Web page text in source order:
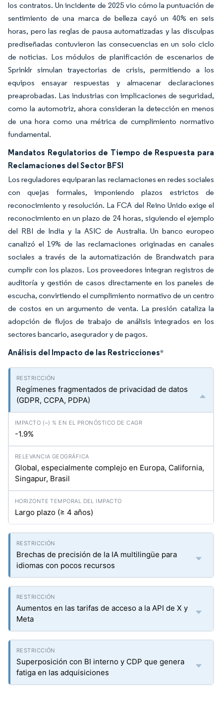
los contratos. Un incidente de 2025 vio cómo la puntuación de
sentimiento de una marca de belleza cayó un 40% en seis
horas, pero las reglas de pausa automatizadas y las disculpas
prediseñadas contuvieron las consecuencias en un solo ciclo
de noticias. Los módulos de planificación de escenarios de
Sprinklr simulan trayectorias de crisis, permitiendo a los
equipos ensayar respuestas y almacenar declaraciones
preaprobadas. Las industrias con implicaciones de seguridad,
como la automotriz, ahora consideran la detección en menos
de una hora como una métrica de cumplimiento normativo
fundamental.
Mandatos Regulatorios de Tiempo de Respuesta para
Reclamaciones del Sector BFSI
Los reguladores equiparan las reclamaciones en redes sociales
con quejas formales, imponiendo plazos estrictos de
reconocimiento y resolución. La FCA del Reino Unido exige el
reconocimiento en un plazo de 24 horas, siguiendo el ejemplo
del RBI de India y la ASIC de Australia. Un banco europeo
canalizó el 19% de las reclamaciones originadas en canales
sociales a través de la automatización de Brandwatch para
cumplir con los plazos. Los proveedores integran registros de
auditoría y gestión de casos directamente en los paneles de
escucha, convirtiendo el cumplimiento normativo de un centro
de costos en un argumento de venta. La presión cataliza la
adopción de flujos de trabajo de análisis integrados en los
sectores bancario, asegurador y de pagos.
Análisis del Impacto de las Restricciones*
Regímenes fragmentados de privacidad de datos
(GDPR, CCPA, PDPA)
-1.9%
Global, especialmente complejo en Europa, California,
Singapur, Brasil
Largo plazo (≥ 4 años)
Brechas de precisión de la IA multilingüe para
idiomas con pocos recursos
Aumentos en las tarifas de acceso a la API de X y
Meta
Superposición con BI interno y CDP que genera
fatiga en las adquisiciones